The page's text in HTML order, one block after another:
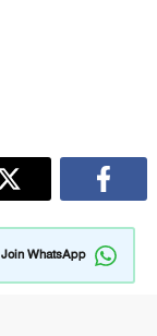
Join WhatsApp